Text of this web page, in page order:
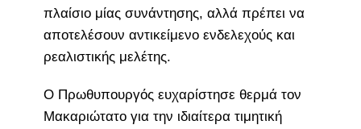
πλαίσιο μίας συνάντησης, αλλά πρέπει να
αποτελέσουν αντικείμενο ενδελεχούς και
ρεαλιστικής μελέτης.
Ο Πρωθυπουργός ευχαρίστησε θερμά τον
Μακαριώτατο για την ιδιαίτερα τιμητική